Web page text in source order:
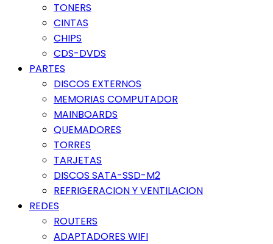
TONERS
CINTAS
CHIPS
CDS-DVDS
PARTES
DISCOS EXTERNOS
MEMORIAS COMPUTADOR
MAINBOARDS
QUEMADORES
TORRES
TARJETAS
DISCOS SATA-SSD-M2
REFRIGERACION Y VENTILACION
REDES
ROUTERS
ADAPTADORES WIFI